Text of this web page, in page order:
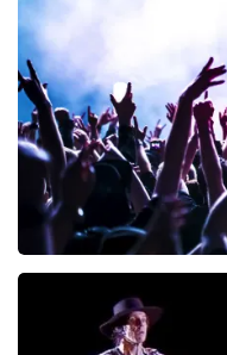
BESTEL NU
200laatste 30 minuten